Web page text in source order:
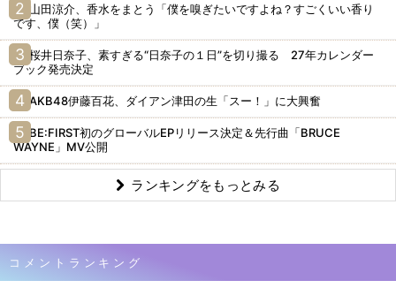
山田涼介、香水をまとう「僕を嗅ぎたいですよね？すごくいい香り
です、僕（笑）」
桜井日奈子、素すぎる“日奈子の１日”を切り撮る 27年カレンダー
ブック発売決定
AKB48伊藤百花、ダイアン津田の生「スー！」に大興奮
BE:FIRST初のグローバルEPリリース決定＆先行曲「BRUCE
WAYNE」MV公開
ランキングをもっとみる
コメントランキング